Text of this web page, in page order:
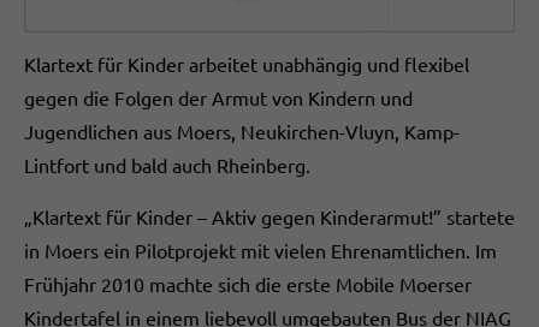
Klartext für Kinder arbeitet unabhängig und flexibel
gegen die Folgen der Armut von Kindern und
Jugendlichen aus Moers, Neukirchen-Vluyn, Kamp-
Lintfort und bald auch Rheinberg.
„Klartext für Kinder – Aktiv gegen Kinderarmut!” startete
in Moers ein Pilotprojekt mit vielen Ehrenamtlichen. Im
Frühjahr 2010 machte sich die erste Mobile Moerser
Kindertafel in einem liebevoll umgebauten Bus der NIAG